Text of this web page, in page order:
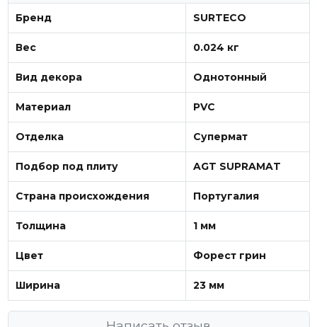
Бренд SURTECO
Вес 0.024 кг
Вид декора Однотонный
Материал PVC
Отделка Супермат
Подбор под плиту AGT SUPRAMAT
Страна происхождения Португалия
Толщина 1 мм
Цвет Форест грин
Ширина 23 мм